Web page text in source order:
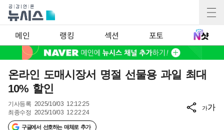
메인 랭킹 섹션 포토
온라인 도매시장서 명절 선물용 과일 최대
10% 할인
기사등록 2025/10/03 12:12:25
최종수정 2025/10/03 12:22:24
구글에서 선호하는 매체로 추가
가가